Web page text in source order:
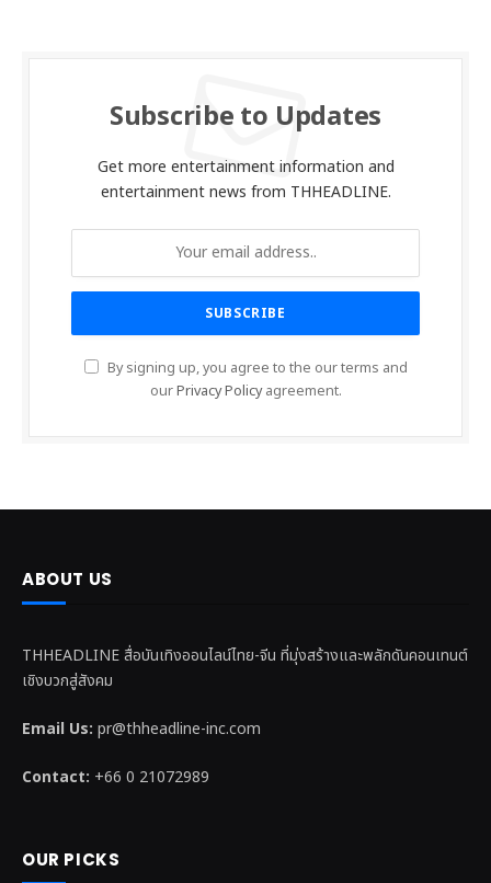
Subscribe to Updates
Get more entertainment information and
entertainment news from THHEADLINE.
By signing up, you agree to the our terms and
ourPrivacy Policyagreement.
ABOUT US
THHEADLINE สื่อบันเทิงออนไลน์ไทย-จีน ที่มุ่งสร้างและพลักดันคอนเทนต์
เชิงบวกสู่สังคม
Email Us: pr@thheadline-inc.com
Contact: +66 0 21072989
OUR PICKS